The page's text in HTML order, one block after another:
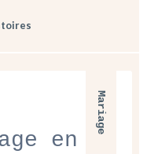
Mariage
en